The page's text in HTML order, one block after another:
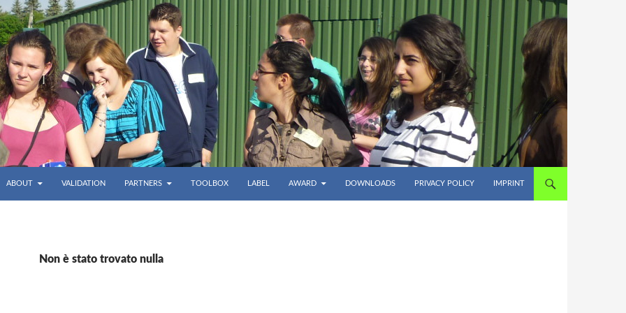
ABOUT VALIDATION PARTNERS TOOLBOX LABEL AWARD DOWNLOADS PRIVACY POLICY IMPRINT
Non è stato trovato nulla